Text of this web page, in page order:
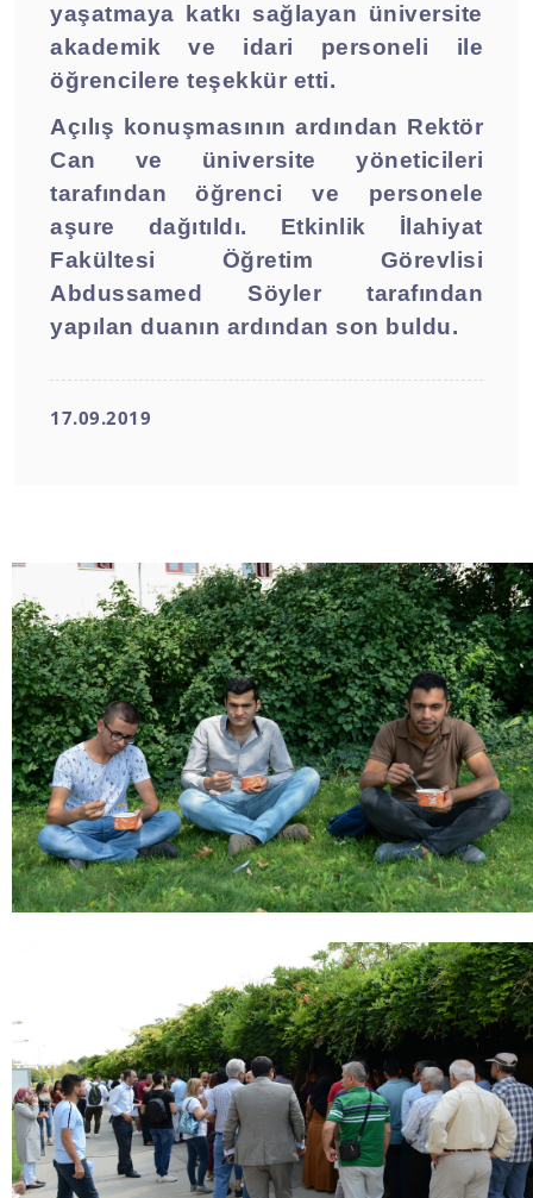
yaşatmaya katkı sağlayan üniversite
akademik ve idari personeli ile
öğrencilere teşekkür etti.
Açılış konuşmasının ardından Rektör
Can ve üniversite yöneticileri
tarafından öğrenci ve personele
aşure dağıtıldı. Etkinlik İlahiyat
Fakültesi Öğretim Görevlisi
Abdussamed Söyler tarafından
yapılan duanın ardından son buldu.
17.09.2019